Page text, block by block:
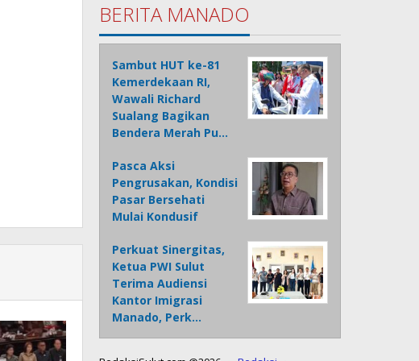
BERITA MANADO
Sambut HUT ke-81
Kemerdekaan RI,
Wawali Richard
Sualang Bagikan
Bendera Merah Pu…
Pasca Aksi
Pengrusakan, Kondisi
Pasar Bersehati
Mulai Kondusif
Perkuat Sinergitas,
Ketua PWI Sulut
Terima Audiensi
Kantor Imigrasi
Manado, Perk…